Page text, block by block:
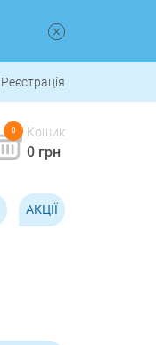
Реєстрація
0 Кошик
0 грн
АКЦІЇ